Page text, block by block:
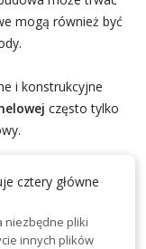
mogą również być
i konstrukcyjne
często tylko
nie
na warunki
niska masa domu
jednocześnie
cztery główne
niezbędne pliki
innych plików